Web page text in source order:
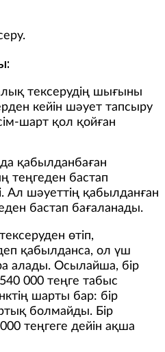
тексерудің шығыны
кейін шәует тапсыру
шарт қол қойған
қабылданбаған
теңгеден бастап
Ал шәуеттің қабылданған
бастап бағаланады.
өтіп,
қабылданса, ол үш
алады. Осылайша, бір
000 теңге табыс
шарты бар: бір
болмайды. Бір
теңгеге дейін ақша